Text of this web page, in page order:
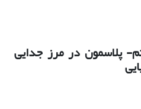
پلاسمون در مرز جدایی